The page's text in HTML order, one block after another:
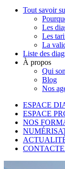
Tout savoir
Les
Les
La
Liste des
À propos
Qui
Blog
Nos
ESPACE
ESPACE
NOS